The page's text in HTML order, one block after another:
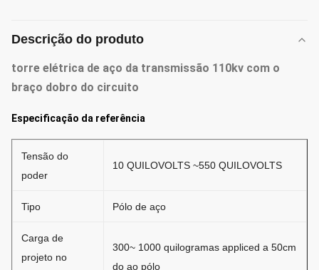
Descrição do produto
torre elétrica de aço da transmissão 110kv com o
braço dobro do circuito
Especificação da referência
Tensão do
poder
10 QUILOVOLTS ~550 QUILOVOLTS
Tipo Pólo de aço
Carga de
projeto no
300~ 1000 quilogramas appliced a 50cm
do ao pólo